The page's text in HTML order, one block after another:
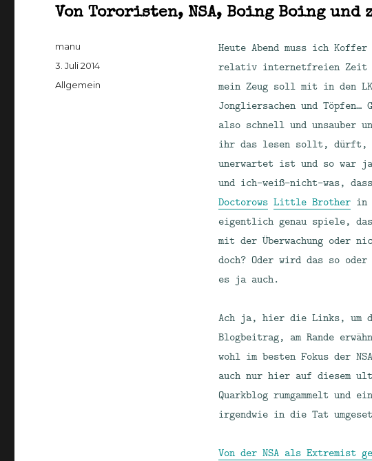
Von Tororisten, NSA, Boing Boing und
Heute Abend muss ich
relativ internetfreien Zeit
mein Zeug soll mit in den
Jongliersachen und Töpfen…
also schnell und unsauber
ihr das lesen sollt, dürft,
unerwartet ist und so war
und ich-weiß-nicht-was,
Doctorows Little Brotherin
eigentlich genau spiele,
mit der Überwachung oder
doch? Oder wird das so
es ja auch.
Ach ja, hier die Links, um
Blogbeitrag, am Rande
wohl im besten Fokus der
auch nur hier auf diesem
Quarkblog rumgammelt und
irgendwie in die Tat
Von der NSA als Extremist
Autor
manu
Veröffentlicht
am
3. Juli 2014
Kategorien
Allgemein